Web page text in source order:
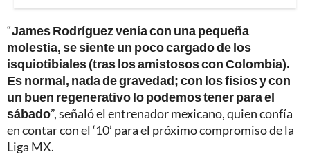
“James Rodríguez venía con una pequeña
molestia, se siente un poco cargado de los
isquiotibiales (tras los amistosos con Colombia).
Es normal, nada de gravedad; con los fisios y con
un buen regenerativo lo podemos tener para el
sábado”, señaló el entrenador mexicano, quien confía
en contar con el ‘10’ para el próximo compromiso de la
Liga MX.